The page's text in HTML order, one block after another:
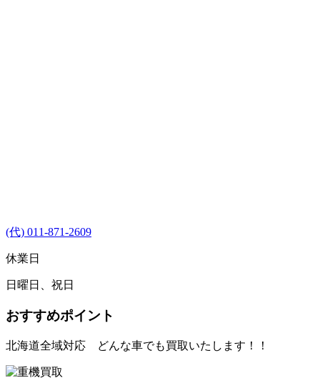
(代) 011-871-2609
休業日
日曜日、祝日
おすすめポイント
北海道全域対応 どんな車でも買取いたします！！